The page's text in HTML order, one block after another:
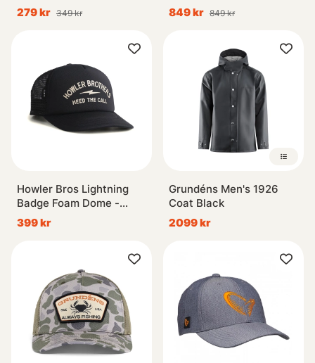
279 kr 349 kr
849 kr 849 kr
Howler Bros Lightning
Badge Foam Dome -
Black
399 kr
Grundéns Men's 1926
Coat Black
2099 kr